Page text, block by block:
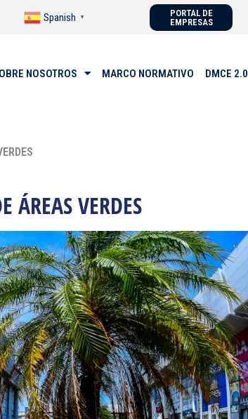
Spanish ▼
PORTAL DE
EMPRESAS
NOSOTROS MARCO NORMATIVO DMCE 2.0
VERDES